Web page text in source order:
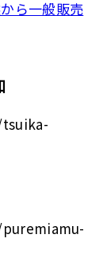
ら一般販売